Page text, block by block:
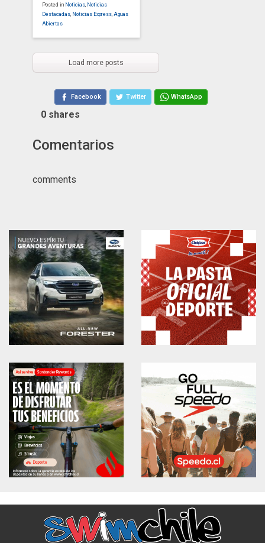
Posted in Noticias, Noticias
Destacadas, Noticias Express, Aguas
Abiertas
Load more posts
Facebook Twitter WhatsApp
0 shares
Comentarios
comments